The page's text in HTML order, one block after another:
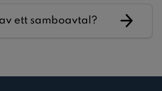
ett samboavtal?